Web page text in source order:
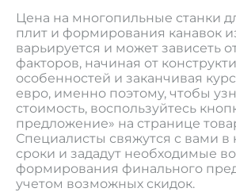
Цена на многопильные станки
плит и формирования канавок
варьируется и может зависеть
факторов, начиная от
особенностей и заканчивая
евро, именно поэтому, чтобы
стоимость, воспользуйтесь
предложение» на странице
Специалисты свяжутся с вами в
сроки и зададут необходимые
формирования финального
учетом возможных скидок.